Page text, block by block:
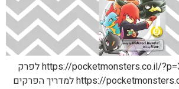
לפרק הקודם: https://pocketmonsters.co.il/?p=33244 לפרק
הבא: https://pocketmonsters.co.il/?p=34045 למדריך הפרקים